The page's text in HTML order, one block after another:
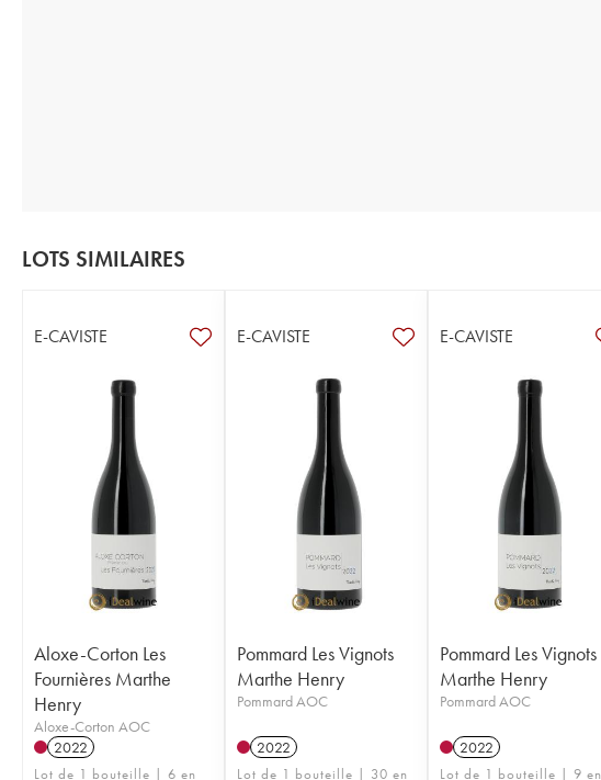
LOTS SIMILAIRES
E-CAVISTE
Aloxe-Corton Les
Fournières Marthe
Henry
Aloxe-Corton AOC
2022
Lot de 1 bouteille | 6 en
E-CAVISTE
Pommard Les Vignots
Marthe Henry
Pommard AOC
2022
Lot de 1 bouteille | 30 en
E-CAVISTE
Pommard Les Vignots
Marthe Henry
Pommard AOC
2022
Lot de 1 bouteille | 9 en